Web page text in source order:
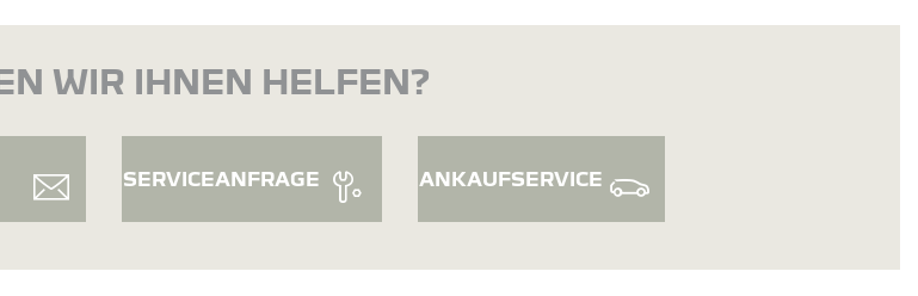
WIR IHNEN HELFEN?
SERVICEANFRAGE ANKAUFSERVICE